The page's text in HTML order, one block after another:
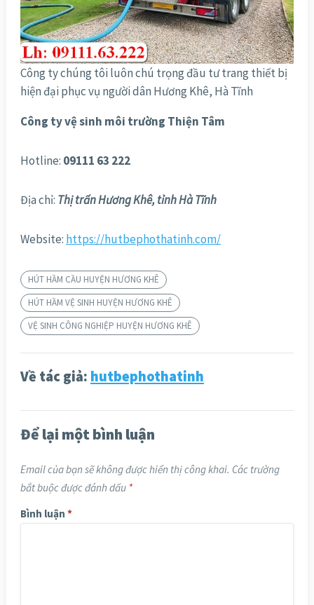
Công ty chúng tôi luôn chú trọng đầu tư trang thiết bị
hiện đại phục vụ người dân Hương Khê, Hà Tĩnh
Công ty vệ sinh môi trường Thiện Tâm
Hotline: 09111 63 222
Địa chỉ: Thị trấn Hương Khê, tỉnh Hà Tĩnh
Website: https://hutbephothatinh.com/
HÚT HẦM CẦU HUYỆN HƯƠNG KHÊ
HÚT HẦM VỆ SINH HUYỆN HƯƠNG KHÊ
VỆ SINH CÔNG NGHIỆP HUYỆN HƯƠNG KHÊ
Về tác giả: hutbephothatinh
Để lại một bình luận
Email của bạn sẽ không được hiển thị công khai. Các trường
bắt buộc được đánh dấu *
Bình luận *